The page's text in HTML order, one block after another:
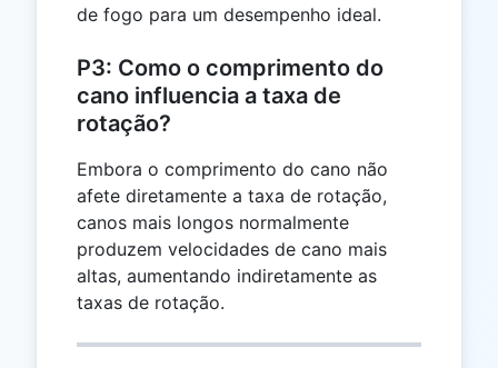
de fogo para um desempenho ideal.
P3: Como o comprimento do
cano influencia a taxa de
rotação?
Embora o comprimento do cano não
afete diretamente a taxa de rotação,
canos mais longos normalmente
produzem velocidades de cano mais
altas, aumentando indiretamente as
taxas de rotação.